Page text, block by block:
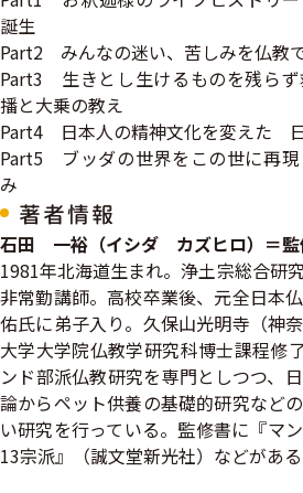
誕生
Part2 みんなの迷い、苦しみを仏教
Part3 生きとし生けるものを残ら
播と大乗の教え
Part4 日本人の精神文化を変えた
Part5 ブッダの世界をこの世に再
み
著者情報
石田 一裕（イシダ カズヒロ）＝監
1981年北海道生まれ。浄土宗総合研
非常勤講師。高校卒業後、元全日本
佑氏に弟子入り。久保山光明寺（神
大学大学院仏教学研究科博士課程修
ンド部派仏教研究を専門としつつ、
論からペット供養の基礎的研究など
い研究を行っている。監修書に『マ
13宗派』（誠文堂新光社）などがある